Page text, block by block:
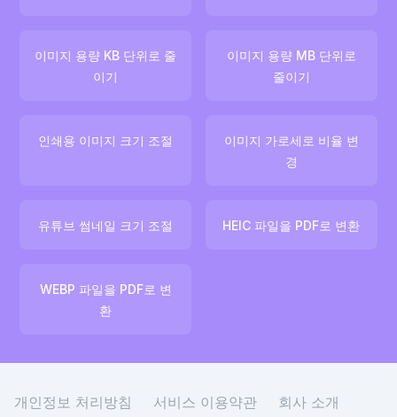
이미지 용량 KB 단위로 줄
이기
이미지 용량 MB 단위로
줄이기
인쇄용 이미지 크기 조절
이미지 가로세로 비율 변
경
유튜브 썸네일 크기 조절 HEIC 파일을 PDF로 변환
WEBP 파일을 PDF로 변
환
개인정보 처리방침 서비스 이용약관 회사 소개